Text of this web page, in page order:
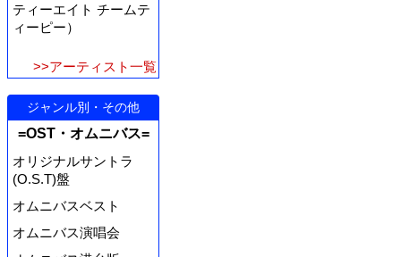
ティーエイト チームテ
ィーピー）
>>アーティスト一覧
ジャンル別・その他
=OST・オムニバス=
オリジナルサントラ
(O.S.T)盤
オムニバスベスト
オムニバス演唱会